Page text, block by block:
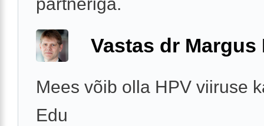
partneriga.
Vastas dr Margus
Mees võib olla HPV viiruse
Edu